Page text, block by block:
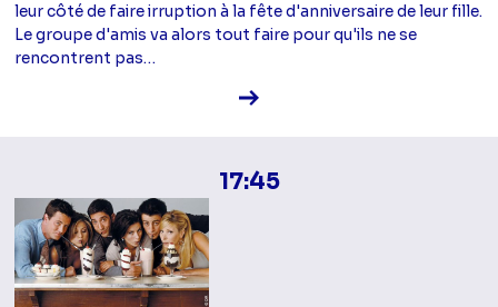
leur côté de faire irruption à la fête d'anniversaire de leur fille.
Le groupe d'amis va alors tout faire pour qu'ils ne se
rencontrent pas…
Voir la fiche diffusion
17:45